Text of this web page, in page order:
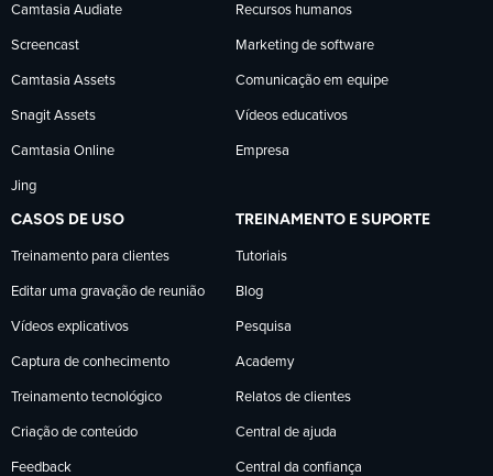
Facebook
LinkedIn
YouTube
Camtasia Audiate
Screencast
Camtasia Assets
Snagit Assets
Camtasia Online
Jing
Recursos humanos
Marketing de software
Comunicação em equipe
Vídeos educativos
Empresa
CASOS DE USO
Treinamento para clientes
Editar uma gravação de reunião
Vídeos explicativos
Captura de conhecimento
Treinamento tecnológico
Criação de conteúdo
Feedback
TREINAMENTO E SUPORTE
Tutoriais
Blog
Pesquisa
Academy
Relatos de clientes
Central de ajuda
Central da confiança